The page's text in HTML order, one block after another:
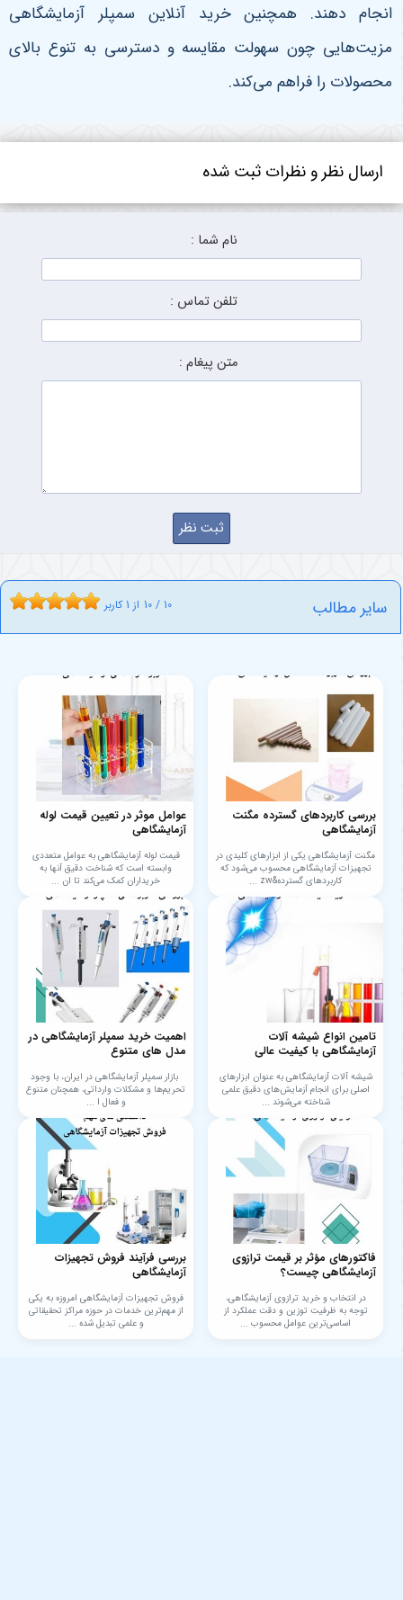
انجام دهند. همچنین خرید آنلاین سمپلر آزمایشگاهی
مزیت‌هایی چون سهولت مقایسه و دسترسی به تنوع بالای
محصولات را فراهم می‌کند.
ارسال نظر و نظرات ثبت شده
نام شما :
تلفن تماس :
متن پیغام :
سایر مطالب 10 / 10 از 1 کاربر
بررسی کاربردهای گسترده مگنت
آزمایشگاهی
مگنت آزمایشگاهی یکی از ابزارهای کلیدی در
تجهیزات آزمایشگاهی محسوب می‌شود که
کاربردهای گسترده&zw ...
عوامل موثر در تعیین قیمت لوله
آزمایشگاهی
قیمت لوله آزمایشگاهی به عوامل متعددی
وابسته است که شناخت دقیق آنها به
خریداران کمک می‌کند تا ان ...
تامین انواع شیشه آلات
آزمایشگاهی با کیفیت عالی
شیشه آلات آزمایشگاهی به عنوان ابزارهای
اصلی برای انجام آزمایش‌های دقیق علمی
شناخته می‌شوند ...
اهمیت خرید سمپلر آزمایشگاهی در
مدل های متنوع
بازار سمپلر آزمایشگاهی در ایران، با وجود
تحریم‌ها و مشکلات وارداتی، همچنان متنوع
و فعال ا ...
فاکتورهای مؤثر بر قیمت ترازوی
آزمایشگاهی چیست؟
در انتخاب و خرید ترازوی آزمایشگاهی،
توجه به ظرفیت توزین و دقت عملکرد از
اساسی‌ترین عوامل محسوب ...
بررسی فرآیند فروش تجهیزات
آزمایشگاهی
فروش تجهیزات آزمایشگاهی امروزه به یکی
از مهم‌ترین خدمات در حوزه مراکز تحقیقاتی
و علمی تبدیل شده ...